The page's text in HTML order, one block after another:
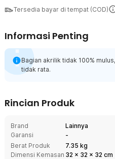
Tersedia bayar di tempat (COD)
Informasi Penting
Bagian akrilik tidak 100%
tidak rata.
Rincian Produk
Brand
Lainnya
Garansi
-
Berat Produk
7.35 kg
Dimensi Kemasan 32 x 32 x 32 cm